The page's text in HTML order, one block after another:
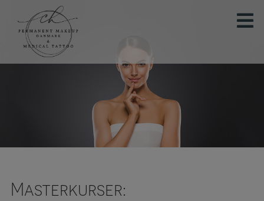
indholdet
Masterkurser: